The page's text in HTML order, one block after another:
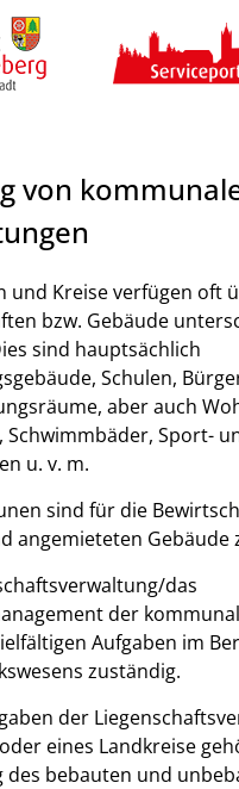
springen
von
und Kreise verfügen oft
bzw. Gebäude
sind hauptsächlich
Schulen,
aber auch
Sport-
u. v. m.
sind für die
angemieteten Gebäude
das
der
Aufgaben im
zuständig.
der
eines Landkreise
des bebauten und